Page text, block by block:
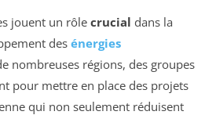
jouent un rôle crucial dans la
des énergies
nombreuses régions, des groupes
pour mettre en place des projets
qui non seulement réduisent